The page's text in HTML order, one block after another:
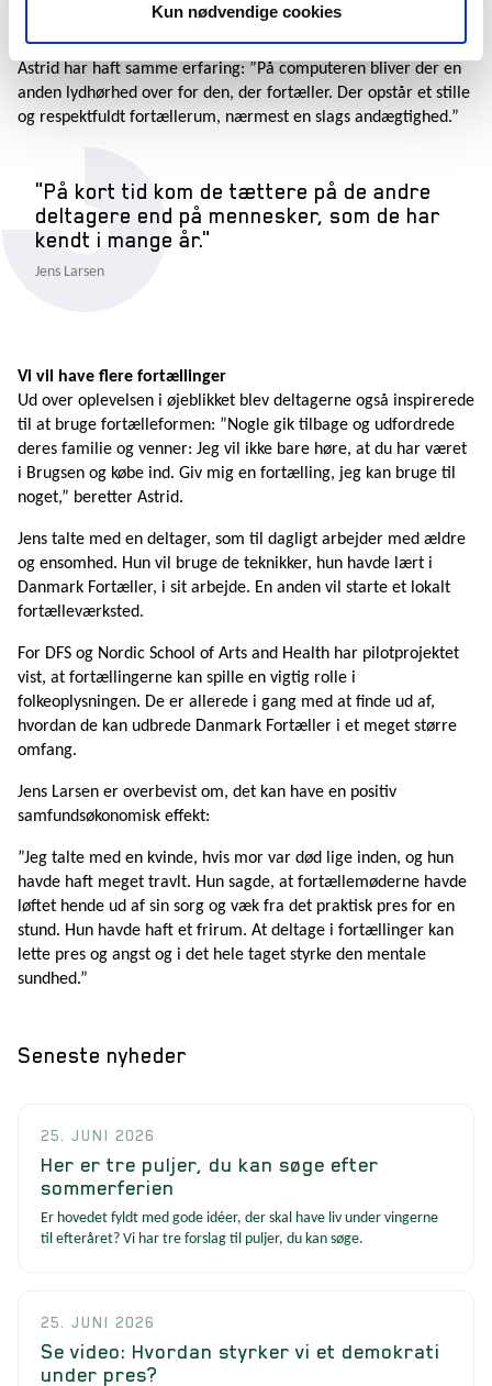
Kun nødvendige cookies
Astrid har haft samme erfaring: ”På computeren bliver der en
anden lydhørhed over for den, der fortæller. Der opstår et stille
og respektfuldt fortællerum, nærmest en slags andægtighed.”
På kort tid kom de tættere på de andre
deltagere end på mennesker, som de har
kendt i mange år.
Jens Larsen
Vi vil have flere fortællinger
Ud over oplevelsen i øjeblikket blev deltagerne også inspirerede
til at bruge fortælleformen: ”Nogle gik tilbage og udfordrede
deres familie og venner: Jeg vil ikke bare høre, at du har været
i Brugsen og købe ind. Giv mig en fortælling, jeg kan bruge til
noget,” beretter Astrid.
Jens talte med en deltager, som til dagligt arbejder med ældre
og ensomhed. Hun vil bruge de teknikker, hun havde lært i
Danmark Fortæller, i sit arbejde. En anden vil starte et lokalt
fortælleværksted.
For DFS og Nordic School of Arts and Health har pilotprojektet
vist, at fortællingerne kan spille en vigtig rolle i
folkeoplysningen. De er allerede i gang med at finde ud af,
hvordan de kan udbrede Danmark Fortæller i et meget større
omfang.
Jens Larsen er overbevist om, det kan have en positiv
samfundsøkonomisk effekt:
”Jeg talte med en kvinde, hvis mor var død lige inden, og hun
havde haft meget travlt. Hun sagde, at fortællemøderne havde
løftet hende ud af sin sorg og væk fra det praktisk pres for en
stund. Hun havde haft et frirum. At deltage i fortællinger kan
lette pres og angst og i det hele taget styrke den mentale
sundhed.”
Seneste nyheder
25. JUNI 2026
Her er tre puljer, du kan søge efter
sommerferien
Er hovedet fyldt med gode idéer, der skal have liv under vingerne
til efteråret? Vi har tre forslag til puljer, du kan søge.
25. JUNI 2026
Se video: Hvordan styrker vi et demokrati
under pres?